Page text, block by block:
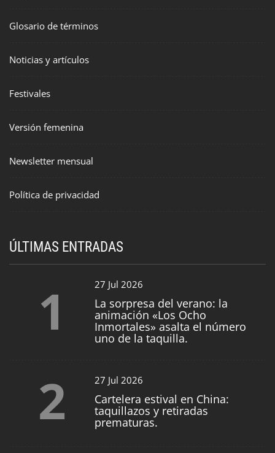
Glosario de términos
Noticias y artículos
Festivales
Versión femenina
Newsletter mensual
Política de privacidad
ÚLTIMAS ENTRADAS
1 27 Jul 2026
La sorpresa del verano: la
animación «Los Ocho
Inmortales» asalta el número
uno de la taquilla.
2 27 Jul 2026
Cartelera estival en China:
taquillazos y retiradas
prematuras.